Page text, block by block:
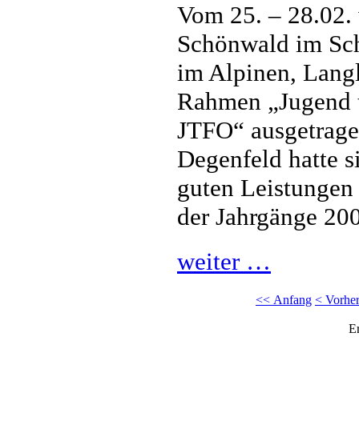
Vom 25. –
Schönwald im
im Alpinen,
Rahmen
JTFO“
Degenfeld hatte
guten
der Jahrgänge
weiter …
<< Anfang <